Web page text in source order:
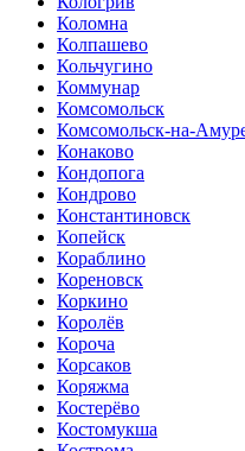
Коломна
Колпашево
Кольчугино
Коммунар
Комсомольск
Комсомольск-на-
Конаково
Кондопога
Кондрово
Константиновск
Копейск
Кораблино
Кореновск
Коркино
Королёв
Короча
Корсаков
Коряжма
Костерёво
Костомукша